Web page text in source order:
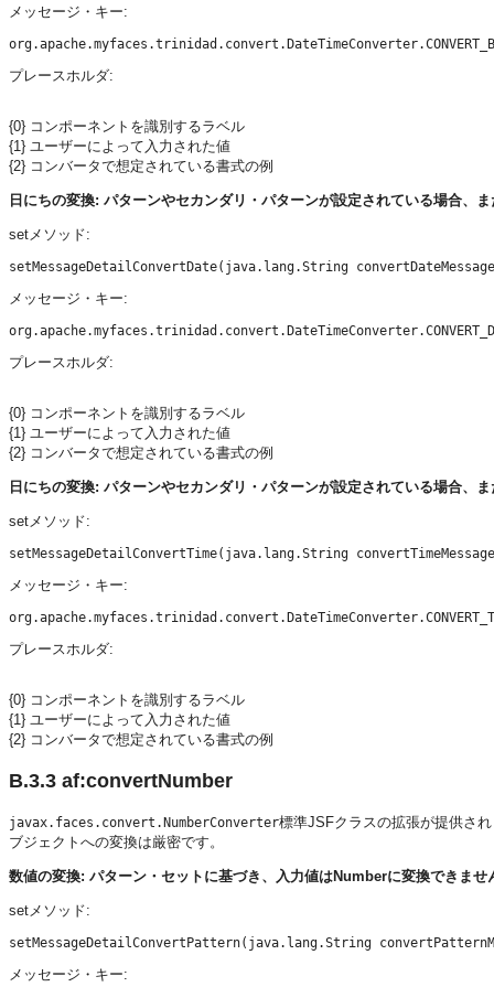
メッセージ・キー:
プレースホルダ:
{0} コンポーネントを識別するラベル
{1} ユーザーによって入力された値
{2} コンバータで想定されている書式の例
日にちの変換: パターンやセカンダリ・パターンが設定されている場合、ま
setメソッド:
メッセージ・キー:
プレースホルダ:
{0} コンポーネントを識別するラベル
{1} ユーザーによって入力された値
{2} コンバータで想定されている書式の例
日にちの変換: パターンやセカンダリ・パターンが設定されている場合、ま
setメソッド:
メッセージ・キー:
プレースホルダ:
{0} コンポーネントを識別するラベル
{1} ユーザーによって入力された値
{2} コンバータで想定されている書式の例
B.3.3 af:convertNumber
javax.faces.convert.NumberConverter標準JSFクラスの拡張が提供さ
ブジェクトへの変換は厳密です。
数値の変換: パターン・セットに基づき、入力値はNumberに変換できませ
setメソッド:
メッセージ・キー: